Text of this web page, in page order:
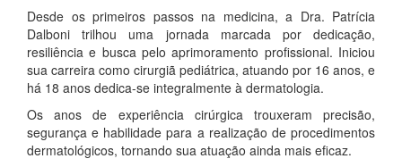
Desde os primeiros passos na medicina, a Dra. Patrícia
Dalboni trilhou uma jornada marcada por dedicação,
resiliência e busca pelo aprimoramento profissional. Iniciou
sua carreira como cirurgiã pediátrica, atuando por 16 anos, e
há 18 anos dedica-se integralmente à dermatologia.
Os anos de experiência cirúrgica trouxeram precisão,
segurança e habilidade para a realização de procedimentos
dermatológicos, tornando sua atuação ainda mais eficaz.